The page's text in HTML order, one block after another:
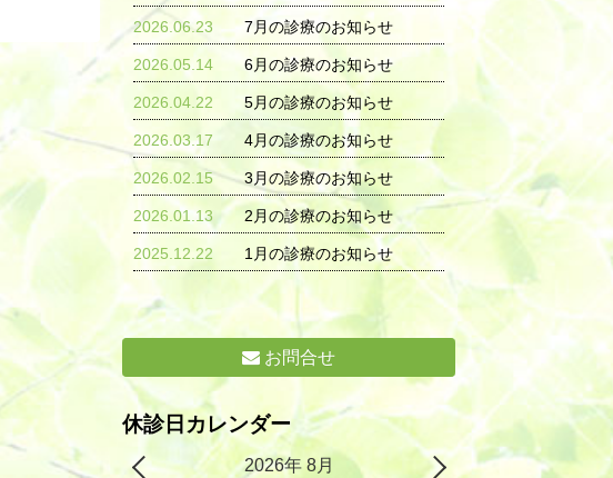
2026.06.23 7月の診療のお知らせ
2026.05.14 6月の診療のお知らせ
2026.04.22 5月の診療のお知らせ
2026.03.17 4月の診療のお知らせ
2026.02.15 3月の診療のお知らせ
2026.01.13 2月の診療のお知らせ
2025.12.22 1月の診療のお知らせ
お問合せ
休診日カレンダー
2026年 8月